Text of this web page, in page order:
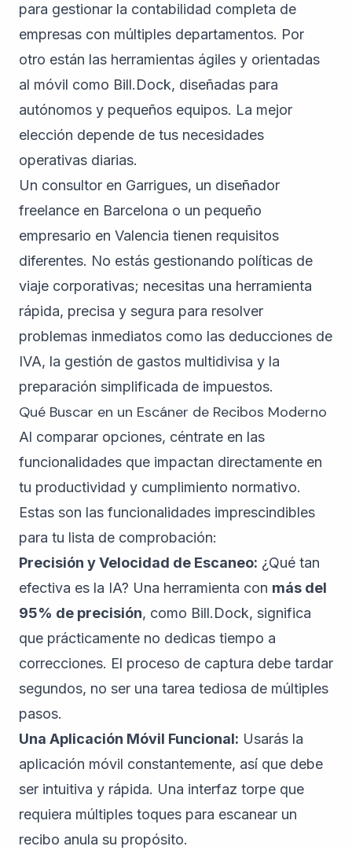
para gestionar la contabilidad completa de
empresas con múltiples departamentos. Por
otro están las herramientas ágiles y orientadas
al móvil como Bill.Dock, diseñadas para
autónomos y pequeños equipos. La mejor
elección depende de tus necesidades
operativas diarias.
Un consultor en Garrigues, un diseñador
freelance en Barcelona o un pequeño
empresario en Valencia tienen requisitos
diferentes. No estás gestionando políticas de
viaje corporativas; necesitas una herramienta
rápida, precisa y segura para resolver
problemas inmediatos como las deducciones de
IVA, la gestión de gastos multidivisa y la
preparación simplificada de impuestos.
Qué Buscar en un Escáner de Recibos Moderno
Al comparar opciones, céntrate en las
funcionalidades que impactan directamente en
tu productividad y cumplimiento normativo.
Estas son las funcionalidades imprescindibles
para tu lista de comprobación:
Precisión y Velocidad de Escaneo: ¿Qué tan
efectiva es la IA? Una herramienta con más del
95% de precisión, como Bill.Dock, significa
que prácticamente no dedicas tiempo a
correcciones. El proceso de captura debe tardar
segundos, no ser una tarea tediosa de múltiples
pasos.
Una Aplicación Móvil Funcional: Usarás la
aplicación móvil constantemente, así que debe
ser intuitiva y rápida. Una interfaz torpe que
requiera múltiples toques para escanear un
recibo anula su propósito.